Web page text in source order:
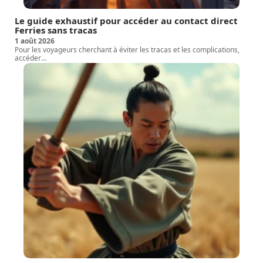
Le guide exhaustif pour accéder au contact direct
Ferries sans tracas
1 août 2026
Pour les voyageurs cherchant à éviter les tracas et les complications,
accéder…